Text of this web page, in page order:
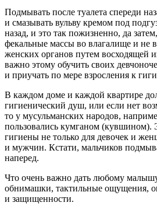
Подмывать после туалета спереди
и смазывать вульву кремом под
назад, и это так пожизненно, да
фекальные массы во влагалище и не
женских органов путем восходящей
важно этому обучить своих
и приучать по мере взросления к
В каждом доме и каждой квартире
гигиенический душ, или если нет
то у мусульманских народов,
пользовались кумганом (кувшином).
гигиены не только для девочек и
и мужчин. Кстати, мальчиков
наперед.
Что очень важно дать любому
обнимашки, тактильные ощущения,
и защищенности.